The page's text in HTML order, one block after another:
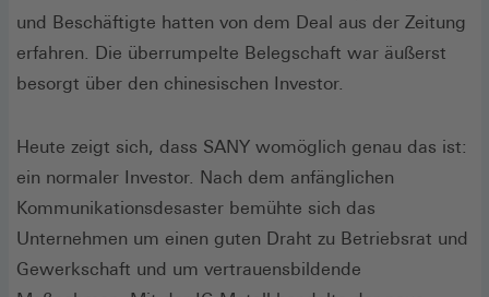
und Beschäftigte hatten von dem Deal aus der Zeitung
erfahren. Die überrumpelte Belegschaft war äußerst
besorgt über den chinesischen Investor.
Heute zeigt sich, dass SANY womöglich genau das ist:
ein normaler Investor. Nach dem anfänglichen
Kommunikationsdesaster bemühte sich das
Unternehmen um einen guten Draht zu Betriebsrat und
Gewerkschaft und um vertrauensbildende